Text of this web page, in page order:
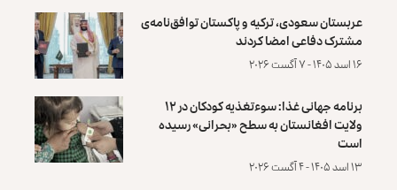
عربستان سعودی، ترکیه و پاکستان توافق‌نامه‌ی
مشترک دفاعی امضا کردند
۱۶ اسد ۱۴۰۵ - ۷ آگست ۲۰۲۶
برنامه جهانی غذا: سوءتغذیه کودکان در ۱۲
ولایت افغانستان به سطح «بحرانی» رسیده
است
۱۳ اسد ۱۴۰۵ - ۴ آگست ۲۰۲۶